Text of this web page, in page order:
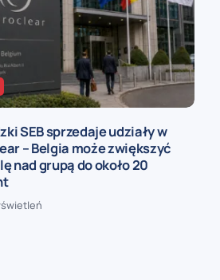
SEB sprzedaje udziały w
– Belgia może zwiększyć
nad grupą do około 20